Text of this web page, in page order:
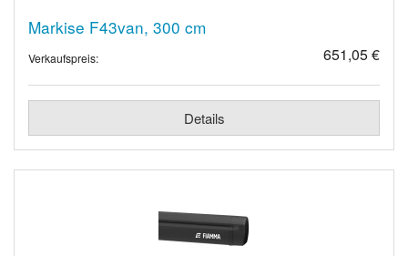
Markise F43van, 300 cm
Verkaufspreis: 651,05 €
Details